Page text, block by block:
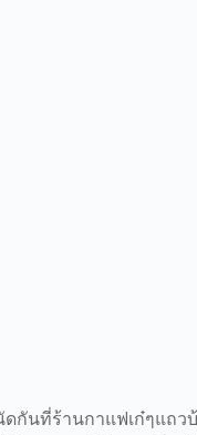
นที่ร้านกาแฟเก๋ๆแถว